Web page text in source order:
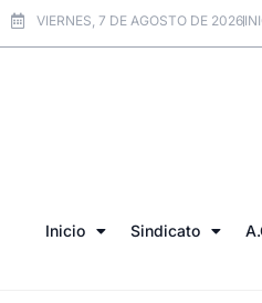
VIERNES, 7 DE AGOSTO DE 2026
Inicio Sindicato